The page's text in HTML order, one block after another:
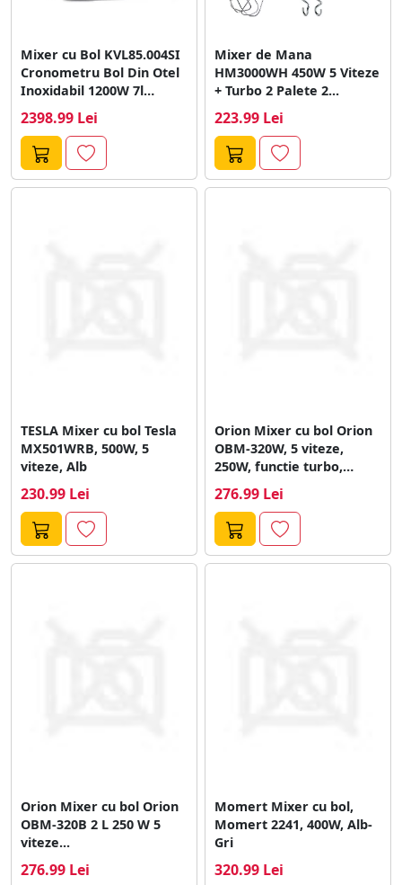
Mixer cu Bol KVL85.004SI
Cronometru Bol Din Otel
Inoxidabil 1200W 7l
2398.99 Lei
Mixer de Mana
HM3000WH 450W 5 Viteze
+ Turbo 2 Palete 2...
223.99 Lei
TESLA Mixer cu bol Tesla
MX501WRB, 500W, 5
viteze, Alb
230.99 Lei
Orion Mixer cu bol Orion
OBM-320W, 5 viteze,
250W, functie turbo,
276.99 Lei
Orion Mixer cu bol Orion
OBM-320B 2 L 250 W 5
viteze...
276.99 Lei
Momert Mixer cu bol,
Momert 2241, 400W, Alb-
Gri
320.99 Lei